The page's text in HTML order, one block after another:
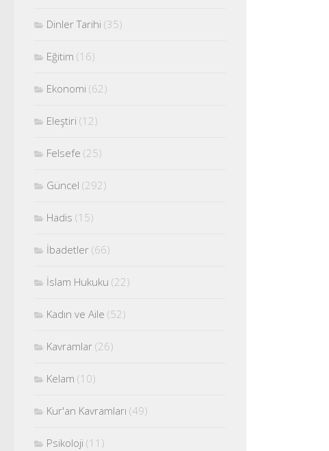
Dinler Tarihi (35)
Eğitim (16)
Ekonomi (62)
Eleştiri (12)
Felsefe (25)
Güncel (292)
Hadis (15)
İbadetler (66)
İslam Hukuku (22)
Kadın ve Aile (52)
Kavramlar (26)
Kelam (10)
Kur'an Kavramları (49)
Psikoloji (11)